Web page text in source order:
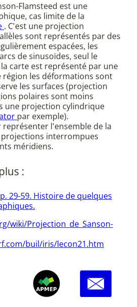
Flamsteed est une
cas limite de la
. C'est une projection
sont représentés par des
espacées, les
de sinusoïdes, seul le
carte est représenté par une
région les déformations sont
les surfaces (projection
polaires sont moins
une projection cylindrique
par exemple).
représenter l'ensemble de la
interrompues
méridiens.
:
29-59. Histoire de quelques
wiki/Projection_de_Sanson-
buil/iris/lecon21.htm